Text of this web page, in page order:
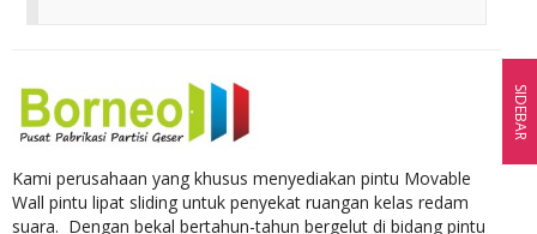
Kami perusahaan yang khusus menyediakan pintu Movable
Wall pintu lipat sliding untuk penyekat ruangan kelas redam
suara. Dengan bekal bertahun-tahun bergelut di bidang pintu
SIDEBAR